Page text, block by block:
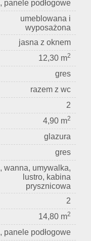
panele podłogowe
umeblowana i
wyposażona
jasna z oknem
12,30 m2
gres
razem z wc
2
4,90 m2
glazura
gres
wanna, umywalka,
lustro, kabina
prysznicowa
2
14,80 m2
panele podłogowe